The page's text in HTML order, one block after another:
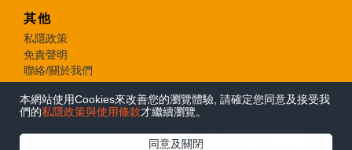
其他
私隱政策
免責聲明
聯絡/關於我們
© 2026 e-zone. All Rights Reserved.
本網站使用Cookies來改善您的瀏覽體驗, 請確定您同意及接受我
們的私隱政策與使用條款才繼續瀏覽。
同意及關閉